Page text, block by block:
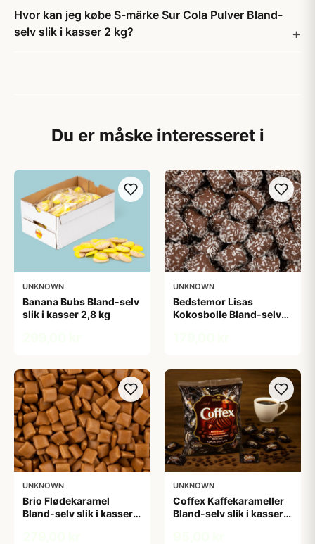
Hvor kan jeg købe S-märke Sur Cola Pulver Bland-
selv slik i kasser 2 kg?
Du er måske interesseret i
UNKNOWN
Banana Bubs Bland-selv
slik i kasser 2,8 kg
UNKNOWN
Bedstemor Lisas
Kokosbolle Bland-selv
UNKNOWN
Brio Flødekaramel
Bland-selv slik i kasser 2
UNKNOWN
Coffex Kaffekarameller
Bland-selv slik i kasser